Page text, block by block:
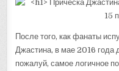
После того, как фанаты
Джастина, в мае 2016
пожалуй, самое логичное